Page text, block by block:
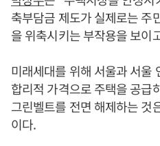
축부담금 제도가 실제로는 주
을 위축시키는 부작용을 보이
미래세대를 위해 서울과 서울
합리적 가격으로 주택을 공급
그린벨트를 전면 해제하는 것
이다.